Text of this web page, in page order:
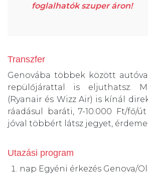
foglalhatók szuper áron!
Transzfer
Genovába többek között
repülőjárattal is eljuthatsz.
(Ryanair és Wizz Air) is kínál
ráadásul baráti, 7-10.000 Ft/fő/
jóval többért látsz jegyet,
Utazási program
nap Egyéni érkezés Genova/